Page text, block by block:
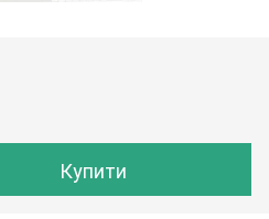
Купити